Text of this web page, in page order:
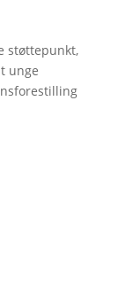
støttepunkt,
unge